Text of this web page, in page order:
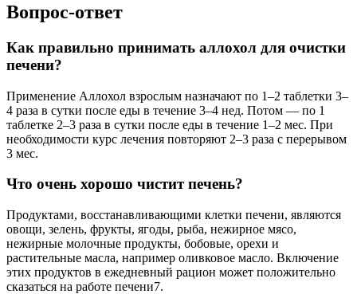
Вопрос-ответ
Как правильно принимать аллохол для очистки
печени?
Применение Аллохол взрослым назначают по 1–2 таблетки 3–
4 раза в сутки после еды в течение 3–4 нед. Потом — по 1
таблетке 2–3 раза в сутки после еды в течение 1–2 мес. При
необходимости курс лечения повторяют 2–3 раза с перерывом
3 мес.
Что очень хорошо чистит печень?
Продуктами, восстанавливающими клетки печени, являются
овощи, зелень, фрукты, ягоды, рыба, нежирное мясо,
нежирные молочные продукты, бобовые, орехи и
растительные масла, например оливковое масло. Включение
этих продуктов в ежедневный рацион может положительно
сказаться на работе печени7.